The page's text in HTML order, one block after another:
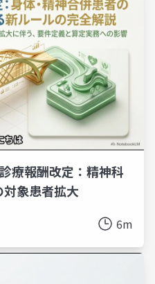
療報酬改定：精神科
象患者拡大
6m